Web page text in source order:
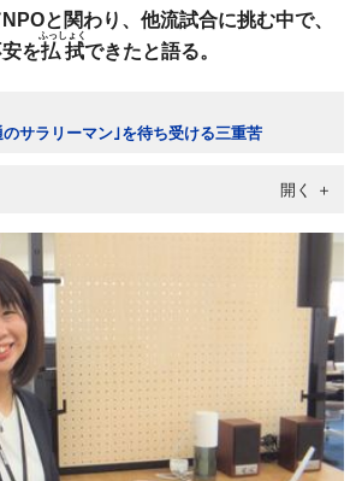
と関わり、他流試合に挑む中で、
を払拭
ふっしょく
できたと語る。
サラリーマン｣を待ち受ける三重苦